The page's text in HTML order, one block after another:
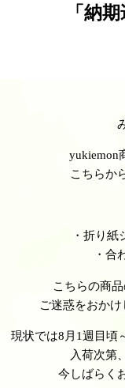
「納
yukiemon
こちらか
・折り
・合
こちらの商
ご迷惑をおか
現状では8月1週目頃
入荷次第
今しばらく